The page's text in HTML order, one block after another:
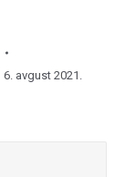
6. avgust 2021.